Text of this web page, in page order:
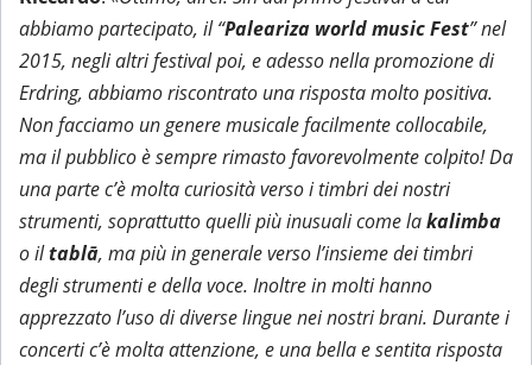
abbiamo partecipato, il “Paleariza world music Fest” nel
2015, negli altri festival poi, e adesso nella promozione di
Erdring, abbiamo riscontrato una risposta molto positiva.
Non facciamo un genere musicale facilmente collocabile,
ma il pubblico è sempre rimasto favorevolmente colpito! Da
una parte c’è molta curiosità verso i timbri dei nostri
strumenti, soprattutto quelli più inusuali come lakalimba
o iltablā, ma più in generale verso l’insieme dei timbri
degli strumenti e della voce. Inoltre in molti hanno
apprezzato l’uso di diverse lingue nei nostri brani. Durante i
concerti c’è molta attenzione, e una bella e sentita risposta